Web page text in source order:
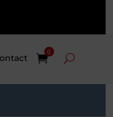
0